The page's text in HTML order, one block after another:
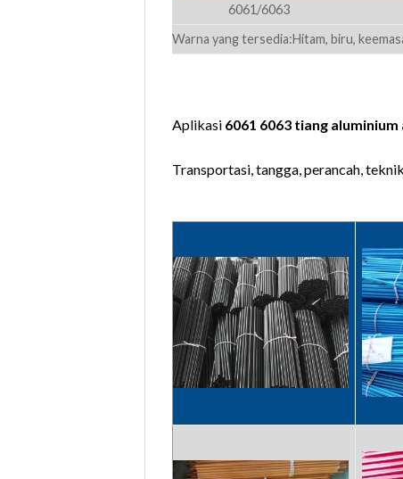
6061/6063
Warna yang tersedia:Hitam, biru,
Aplikasi 6061 6063 tiang
Transportasi, tangga, perancah,